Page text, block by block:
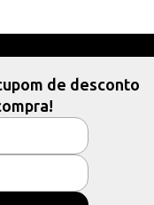
de desconto